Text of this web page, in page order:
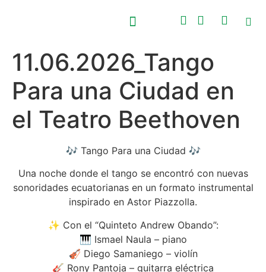
11.06.2026_Tango
Para una Ciudad en
el Teatro Beethoven
🎶 Tango Para una Ciudad 🎶
Una noche donde el tango se encontró con nuevas
sonoridades ecuatorianas en un formato instrumental
inspirado en Astor Piazzolla.
✨ Con el “Quinteto Andrew Obando”:
🎹 Ismael Naula – piano
🎻 Diego Samaniego – violín
🎸 Rony Pantoja – guitarra eléctrica